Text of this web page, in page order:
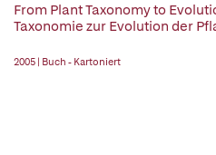
From Plant Taxonomy to
Taxonomie zur Evolution der
2005 | Buch - Kartoniert